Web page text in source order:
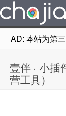
AD: 本站为第
壹伴 · 小
营工具）